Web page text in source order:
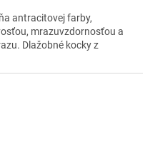
antracitovej farby,
mrazuvzdornosťou a
Dlažobné kocky z